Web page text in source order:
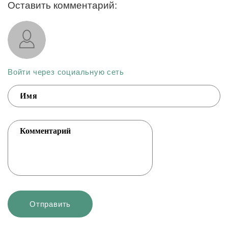
Оставить комментарий:
Войти через социальную сеть